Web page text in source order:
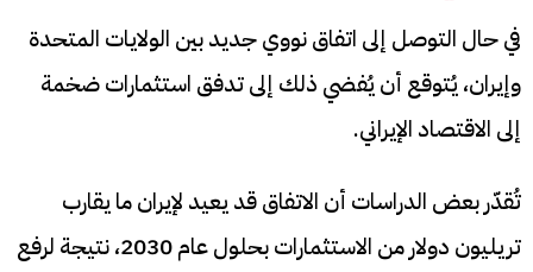
في حال التوصل إلى اتفاق نووي جديد بين الولايات المتحدة
وإيران، يُتوقع أن يُفضي ذلك إلى تدفق استثمارات ضخمة
إلى الاقتصاد الإيراني.
تُقدّر بعض الدراسات أن الاتفاق قد يعيد لإيران ما يقارب
تريليون دولار من الاستثمارات بحلول عام 2030، نتيجة لرفع